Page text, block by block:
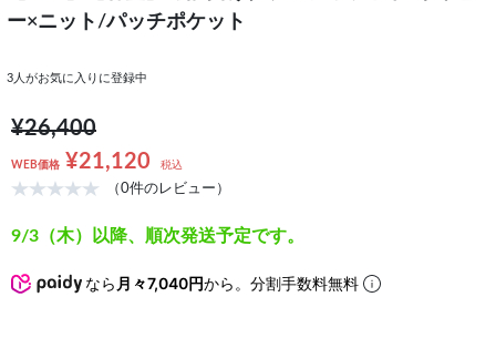
ー×ニット/パッチポケット
3 人がお気に入りに登録中
¥26,400
WEB価格 ¥21,120 税込
（0件のレビュー）
9/3（木）以降、順次発送予定です。
なら 月々7,040円から。分割手数料無料